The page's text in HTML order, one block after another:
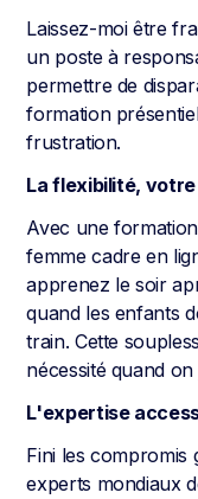
Laissez-moi être
un poste à
permettre de
formation
frustration.
La flexibilité,
Avec une
femme cadre en
apprenez le soir
quand les enfants
train. Cette
nécessité quand
L'expertise
Fini les compromis
experts mondiaux